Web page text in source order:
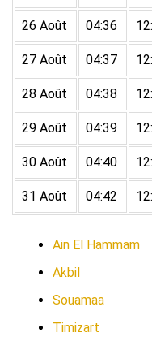
26 Août 04:36
27 Août 04:37
28 Août 04:38
29 Août 04:39
30 Août 04:40
31 Août 04:42
Ain El Hammam
Akbil
Souamaa
Timizart